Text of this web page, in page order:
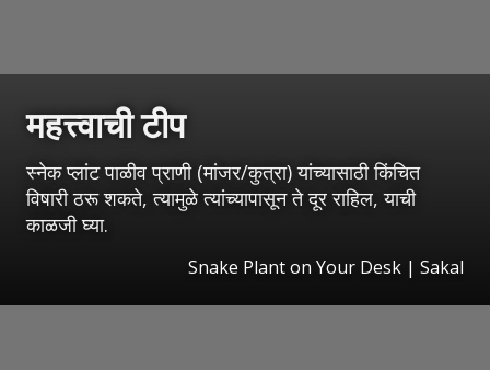
महत्त्वाची टीप
स्नेक प्लांट पाळीव प्राणी (मांजर/कुत्रा) यांच्यासाठी किंचित
विषारी ठरू शकते, त्यामुळे त्यांच्यापासून ते दूर राहिल, याची
काळजी घ्या.
Snake Plant on Your Desk | Sakal